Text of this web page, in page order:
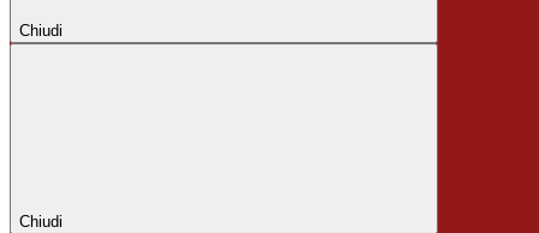
Chiudi
Chiudi